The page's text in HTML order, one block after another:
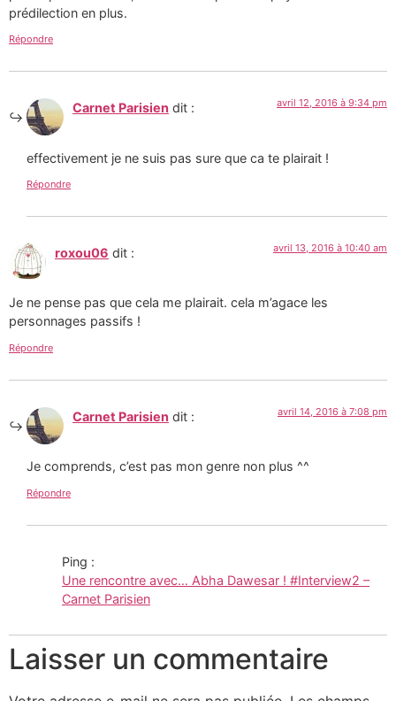
prédilection en plus.
Répondre
Carnet Parisien dit : avril 12, 2016 à 9:34 pm
effectivement je ne suis pas sure que ca te plairait !
Répondre
roxou06 dit : avril 13, 2016 à 10:40 am
Je ne pense pas que cela me plairait. cela m’agace les
personnages passifs !
Répondre
Carnet Parisien dit : avril 14, 2016 à 7:08 pm
Je comprends, c’est pas mon genre non plus ^^
Répondre
Ping :
Une rencontre avec… Abha Dawesar ! #Interview2 –
Carnet Parisien
Laisser un commentaire